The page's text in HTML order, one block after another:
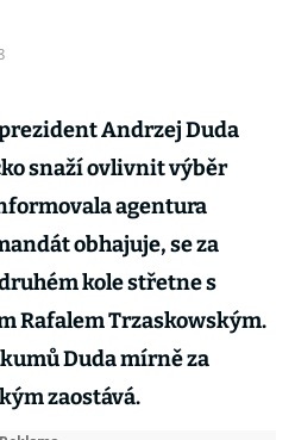
Andrzej Duda
snaží ovlivnit výběr
agentura
obhajuje, se za
kole střetne s
Rafalem Trzaskowským.
Duda mírně za
zaostává.